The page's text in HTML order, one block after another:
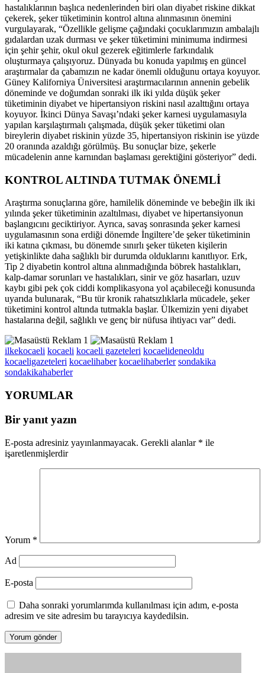
hastalıklarının başlıca nedenlerinden biri olan diyabet riskine dikkat
çekerek, şeker tüketiminin kontrol altına alınmasının önemini
vurgulayarak, “Özellikle gelişme çağındaki çocuklarımızın ambalajlı
gıdalardan uzak durması ve şeker tüketimini minimuma indirmesi
için şehir şehir, okul okul gezerek eğitimlerle farkındalık
oluşturmaya çalışıyoruz. Dünyada bu konuda yapılmış en güncel
araştırmalar da çabamızın ne kadar önemli olduğunu ortaya koyuyor.
Güney Kaliforniya Üniversitesi araştırmacılarının annenin gebelik
döneminde ve doğumdan sonraki ilk iki yılda düşük şeker
tüketiminin diyabet ve hipertansiyon riskini nasıl azalttığını ortaya
koyuyor. İkinci Dünya Savaşı’ndaki şeker karnesi uygulamasıyla
yapılan karşılaştırmalı çalışmada, düşük şeker tüketimi olan
bireylerin diyabet riskinin yüzde 35, hipertansiyon riskinin ise yüzde
20 oranında azaldığı görülmüş. Bu sonuçlar bize, şekerle
mücadelenin anne karnından başlaması gerektiğini gösteriyor” dedi.
KONTROL ALTINDA TUTMAK ÖNEMLİ
Araştırma sonuçlarına göre, hamilelik döneminde ve bebeğin ilk iki
yılında şeker tüketiminin azaltılması, diyabet ve hipertansiyonun
başlangıcını geciktiriyor. Ayrıca, savaş sonrasında şeker karnesi
uygulamasının sona erdiği dönemde İngiltere’de şeker tüketiminin
iki katına çıkması, bu dönemde sınırlı şeker tüketen kişilerin
yetişkinlikte daha sağlıklı bir durumda olduklarını kanıtlıyor. Erk,
Tip 2 diyabetin kontrol altına alınmadığında böbrek hastalıkları,
kalp-damar sorunları ve hastalıkları, sinir ve göz hasarları, uzuv
kaybı gibi pek çok ciddi komplikasyona yol açabileceği konusunda
uyarıda bulunarak, “Bu tür kronik rahatsızlıklarla mücadele, şeker
tüketimini kontrol altında tutmakla başlar. Ülkemizin yeni diyabet
hastalarına değil, sağlıklı ve genç bir nüfusa ihtiyacı var” dedi.
ilkekocaeli kocaeli kocaeli gazeteleri kocaelideneoldu
kocaeligazeteleri kocaelihaber kocaelihaberler sondakika
sondakikahaberler
YORUMLAR
Bir yanıt yazın
E-posta adresiniz yayınlanmayacak. Gerekli alanlar * ile
işaretlenmişlerdir
Yorum *
Ad
E-posta
Daha sonraki yorumlarımda kullanılması için adım, e-posta
adresim ve site adresim bu tarayıcıya kaydedilsin.